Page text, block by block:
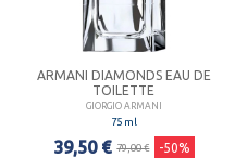
ARMANI DIAMONDS EAU DE
TOILETTE
GIORGIO ARMANI
75 ml
39,50 € 79,00 € -50%